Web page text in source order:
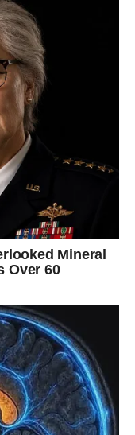
nisu činovi
Ulažući u sebe,
i imam vrijednost.”
značajem,
ih na
Ipak, svaka
iskustvo, mudrost
vrijednosti jednako
nosile s izazovima
samopoštovanja
najizvrsnije – pod
načela. Ovo
očekivanja
i da njeguje svoj
doprinosi njezinoj
sreći treba prihvatiti